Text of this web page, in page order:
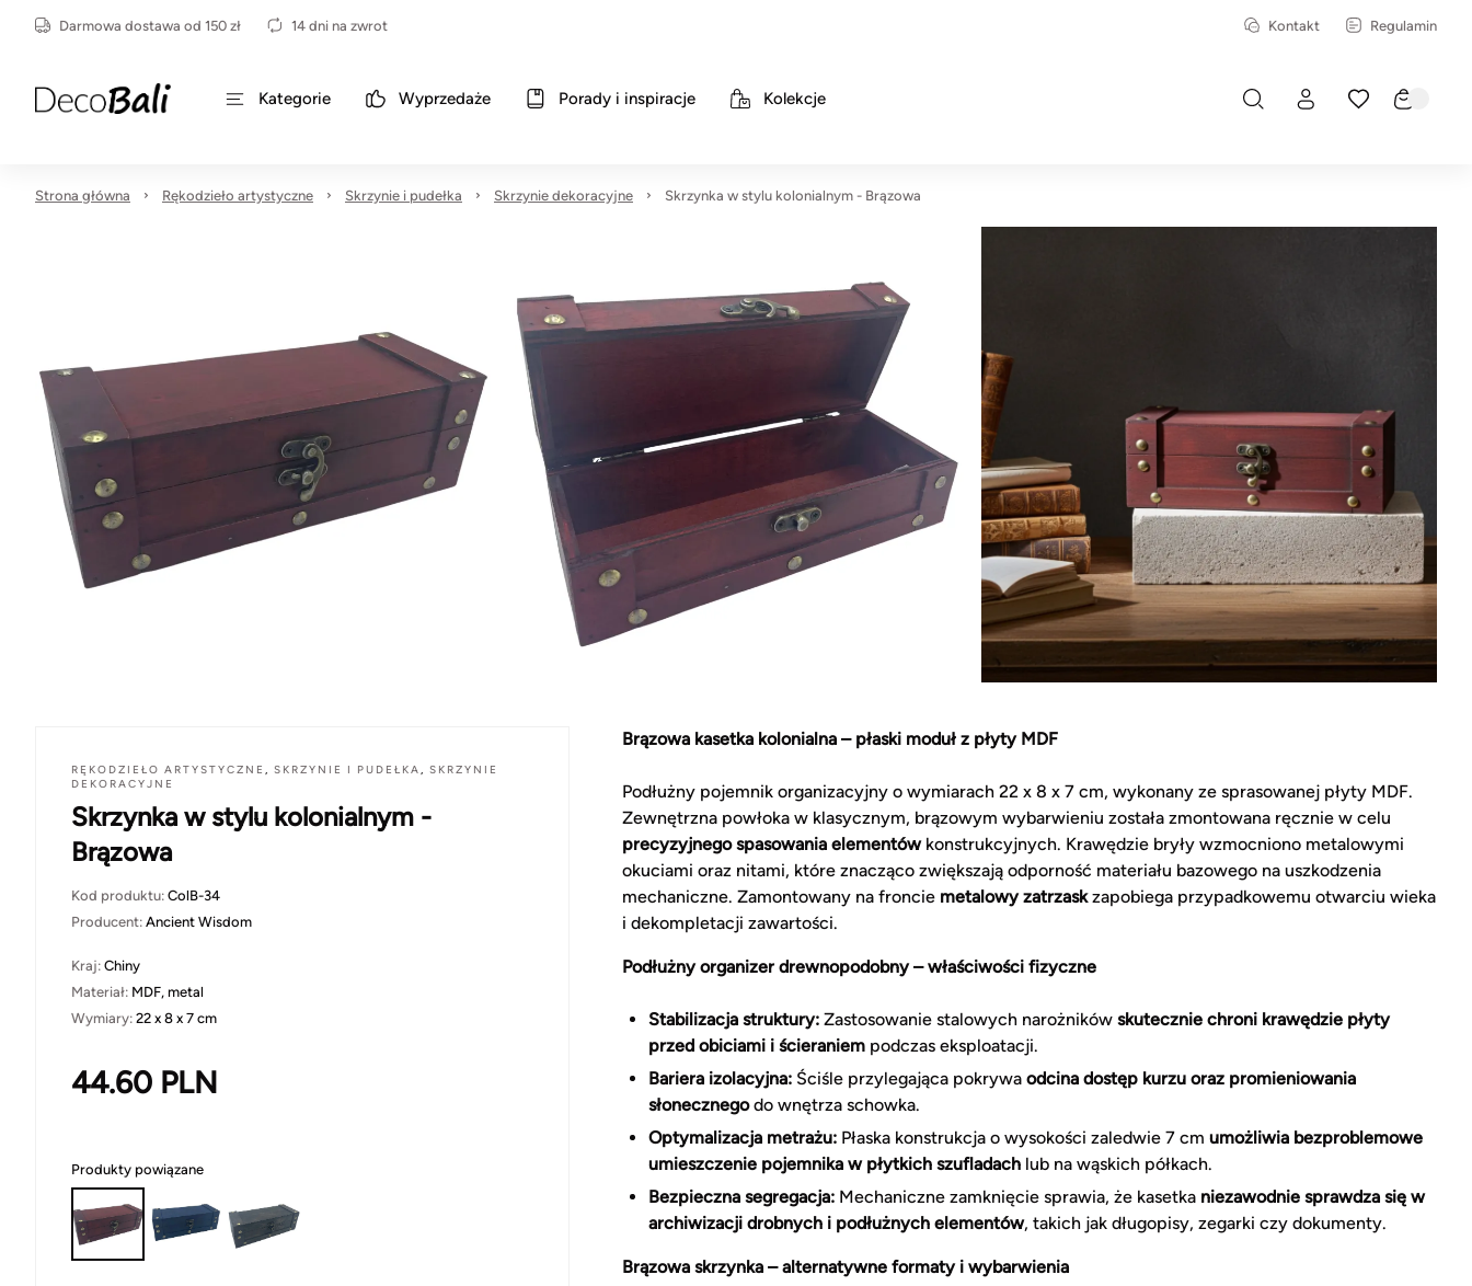
Darmowa dostawa od 150 zł 14 dni na zwrot Kontakt Regulamin
Kategorie Wyprzedaże Porady i inspiracje Kolekcje
Strona główna Rękodzieło artystyczne Skrzynie i pudełka Skrzynie dekoracyjne Skrzynka w stylu kolonialnym - Brązowa
RĘKODZIEŁO ARTYSTYCZNE , SKRZYNIE I PUDEŁKA, SKRZYNIE
DEKORACYJNE
Skrzynka w stylu kolonialnym -
Brązowa
Kod produktu: ColB-34
Producent: Ancient Wisdom
Kraj: Chiny
Materiał: MDF, metal
Wymiary: 22 x 8 x 7 cm
44.60 PLN
Produkty powiązane
Brązowa kasetka kolonialna – płaski moduł z płyty MDF
Podłużny pojemnik organizacyjny o wymiarach 22 x 8 x 7 cm, wykonany ze sprasowanej płyty MDF.
Zewnętrzna powłoka w klasycznym, brązowym wybarwieniu została zmontowana ręcznie w celu
precyzyjnego spasowania elementówkonstrukcyjnych. Krawędzie bryły wzmocniono metalowymi
okuciami oraz nitami, które znacząco zwiększają odporność materiału bazowego na uszkodzenia
mechaniczne. Zamontowany na froncie metalowy zatrzaskzapobiega przypadkowemu otwarciu wieka
i dekompletacji zawartości.
Podłużny organizer drewnopodobny – właściwości fizyczne
Stabilizacja struktury: Zastosowanie stalowych narożników skutecznie chroni krawędzie płyty
przed obiciami i ścieraniem podczas eksploatacji.
Bariera izolacyjna: Ściśle przylegająca pokrywa odcina dostęp kurzu oraz promieniowania
słonecznegodo wnętrza schowka.
Optymalizacja metrażu: Płaska konstrukcja o wysokości zaledwie 7 cm umożliwia bezproblemowe
umieszczenie pojemnika w płytkich szufladach lub na wąskich półkach.
Bezpieczna segregacja: Mechaniczne zamknięcie sprawia, że kasetka niezawodnie sprawdza się w
archiwizacji drobnych i podłużnych elementów, takich jak długopisy, zegarki czy dokumenty.
Brązowa skrzynka – alternatywne formaty i wybarwienia